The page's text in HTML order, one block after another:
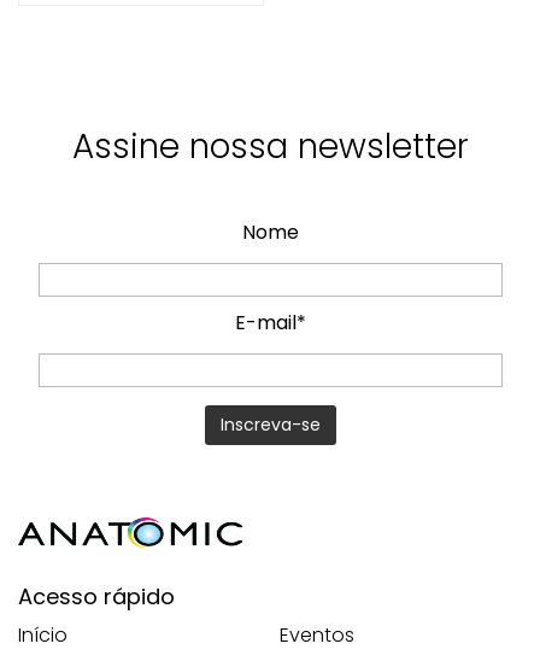
Assine nossa newsletter
Nome
E-mail*
Acesso rápido
Início
Eventos